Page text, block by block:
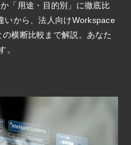
「用途・目的別」に徹底比
いから、法人向けWorkspace
横断比較まで解説。あなた
。